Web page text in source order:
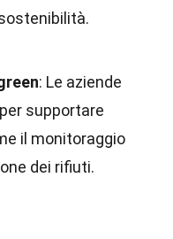
: Le aziende
supportare
il monitoraggio
dei rifiuti.